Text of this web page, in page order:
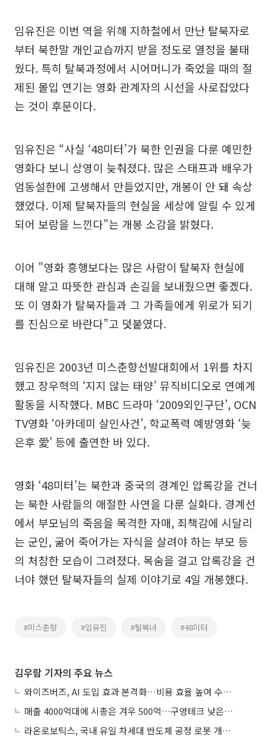
임유진은 이번 역을 위해 지하철에서 만난 탈북자로
부터 북한말 개인교습까지 받을 정도로 열정을 불태
웠다. 특히 탈북과정에서 시어머니가 죽었을 때의 절
제된 몰입 연기는 영화 관계자의 시선을 사로잡았다
는 것이 후문이다.
임유진은 “사실 ‘48미터’가 북한 인권을 다룬 예민한
영화다 보니 상영이 늦춰졌다. 많은 스태프과 배우가
엄동설한에 고생해서 만들었지만, 개봉이 안 돼 속상
했었다. 이제 탈북자들의 현실을 세상에 알릴 수 있게
되어 보람을 느낀다”는 개봉 소감을 밝혔다.
이어 "영화 흥행보다는 많은 사람이 탈북자 현실에
대해 알고 따뜻한 관심과 손길을 보내줬으면 좋겠다.
또 이 영화가 탈북자들과 그 가족들에게 위로가 되기
를 진심으로 바란다”고 덧붙였다.
임유진은 2003년 미스춘향선발대회에서 1위를 차지
했고 장우혁의 ‘지지 않는 태양’ 뮤직비디오로 연예계
활동을 시작했다. MBC 드라마 ‘2009외인구단’, OCN
TV영화 ‘아카데미 살인사건’, 학교폭력 예방영화 ‘늦
은후 愛’ 등에 출연한 바 있다.
영화 ‘48미터’는 북한과 중국의 경계인 압록강을 건너
는 북한 사람들의 애절한 사연을 다룬 실화다. 경계선
에서 부모님의 죽음을 목격한 자매, 죄책감에 시달리
는 군인, 굶어 죽어가는 자식을 살려야 하는 부모 등
의 처참한 모습이 그려졌다. 목숨을 걸고 압록강을 건
너야 했던 탈북자들의 실제 이야기로 4일 개봉했다.
#미스춘향 #임유진 #탈북녀 #48미터
김우람 기자의 주요 뉴스
와이즈버즈, AI 도입 효과 본격화…비용 효율 높여 수익성 개선
매출 4000억대에 시총은 겨우 500억…구영테크 낮은 몸값에 저가 승계 마무리
라온로보틱스, 국내 유일 차세대 반도체 공정 로봇 개발 ‘고객사 테스트 진행’